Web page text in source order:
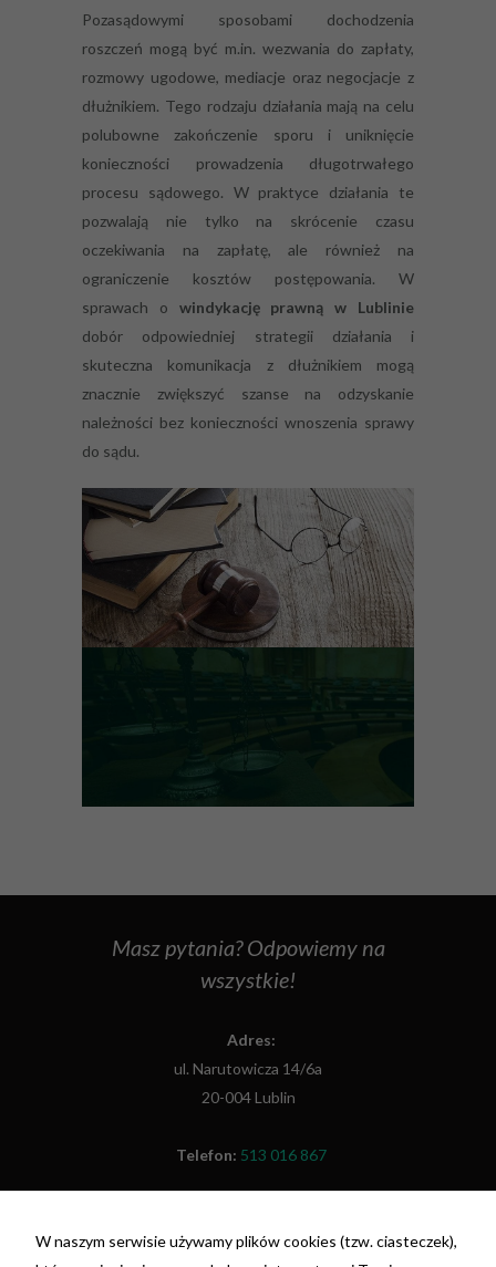
Pozasądowymi sposobami dochodzenia
roszczeń mogą być m.in. wezwania do zapłaty,
rozmowy ugodowe, mediacje oraz negocjacje z
dłużnikiem. Tego rodzaju działania mają na celu
polubowne zakończenie sporu i uniknięcie
konieczności prowadzenia długotrwałego
procesu sądowego. W praktyce działania te
pozwalają nie tylko na skrócenie czasu
oczekiwania na zapłatę, ale również na
ograniczenie kosztów postępowania. W
sprawach o windykację prawną w Lublinie
dobór odpowiedniej strategii działania i
skuteczna komunikacja z dłużnikiem mogą
znacznie zwiększyć szanse na odzyskanie
należności bez konieczności wnoszenia sprawy
do sądu.
Masz pytania? Odpowiemy na
wszystkie!
Adres:
ul. Narutowicza 14/6a
20-004 Lublin
Telefon: 513 016 867
W naszym serwisie używamy plików cookies (tzw. ciasteczek),